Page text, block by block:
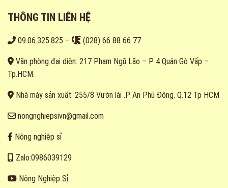
THÔNG TIN LIÊN HỆ
09.06.325.825 – (028) 66 88 66 77
Văn phòng đại diện: 217 Phạm Ngũ Lão – P 4 Quận Gò Vấp –
Tp.HCM.
Nhà máy sản xuất: 255/8 Vườn lài .P An Phú Đông. Q.12 Tp HCM
nongnghiepsivn@gmail.com
Nông nghiệp sỉ
Zalo:0986039129
Nông Nghiệp Sỉ